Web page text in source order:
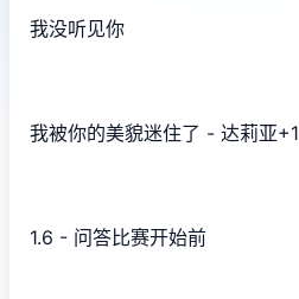
我没听见你
我被你的美貌迷住了 - 达莉亚+1
1.6 - 问答比赛开始前